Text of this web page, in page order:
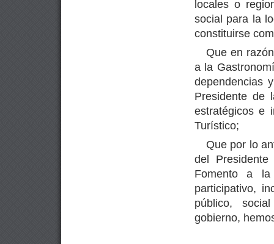
locales o
social para la
constituirse
Que en
a la
dependencias
Presidente de
estratégicos e
Turístico;
Que por lo
del
Fomento a
participativo,
público,
gobierno,